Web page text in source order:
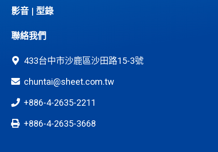
影音 | 型錄
聯絡我們
433台中市沙鹿區沙田路15-3號
chuntai@sheet.com.tw
+886-4-2635-2211
+886-4-2635-3668